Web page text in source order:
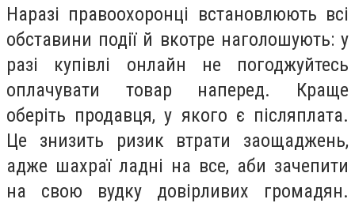
Наразі правоохоронці встановлюють всі
обставини події й вкотре наголошують: у
разі купівлі онлайн не погоджуйтесь
оплачувати товар наперед. Краще
оберіть продавця, у якого є післяплата.
Це знизить ризик втрати заощаджень,
адже шахраї ладні на все, аби зачепити
на свою вудку довірливих громадян.